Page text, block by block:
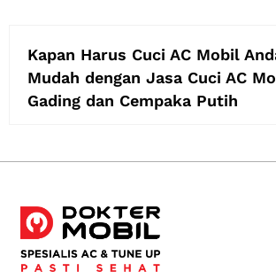
Kapan Harus Cuci AC Mobil
Mudah dengan Jasa Cuci AC
Gading dan Cempaka Putih